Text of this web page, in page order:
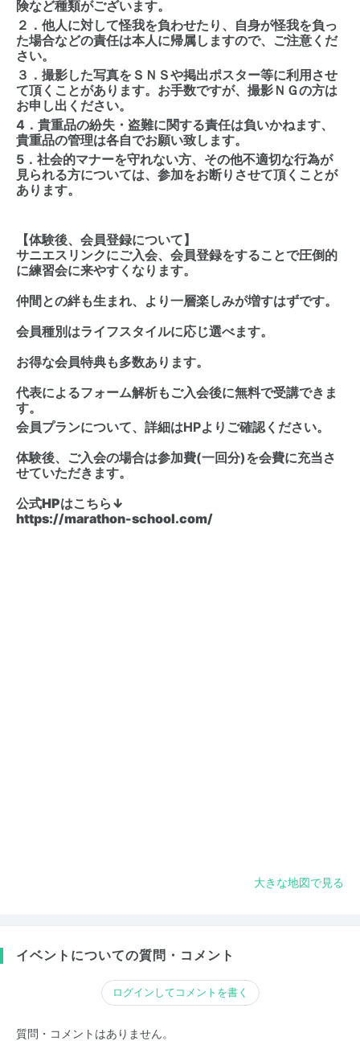
険など種類がございます。
２．他人に対して怪我を負わせたり、自身が怪我を負っ
た場合などの責任は本人に帰属しますので、ご注意くだ
さい。
３．撮影した写真をＳＮＳや掲出ポスター等に利用させ
て頂くことがあります。お手数ですが、撮影ＮＧの方は
お申し出ください。
4．貴重品の紛失・盗難に関する責任は負いかねます、
貴重品の管理は各自でお願い致します。
5．社会的マナーを守れない方、その他不適切な行為が
見られる方については、参加をお断りさせて頂くことが
あります。
【体験後、会員登録について】
サニエスリンクにご入会、会員登録をすることで圧倒的
に練習会に来やすくなります。
仲間との絆も生まれ、より一層楽しみが増すはずです。
会員種別はライフスタイルに応じ選べます。
お得な会員特典も多数あります。
代表によるフォーム解析もご入会後に無料で受講できま
す。
会員プランについて、詳細はHPよりご確認ください。
体験後、ご入会の場合は参加費(一回分)を会費に充当さ
せていただきます。
公式HPはこちら↓
https://marathon-school.com/
大きな地図で見る
イベントについての質問・コメント
ログインしてコメントを書く
質問・コメントはありません。